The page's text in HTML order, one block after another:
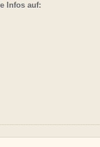
Infos auf: